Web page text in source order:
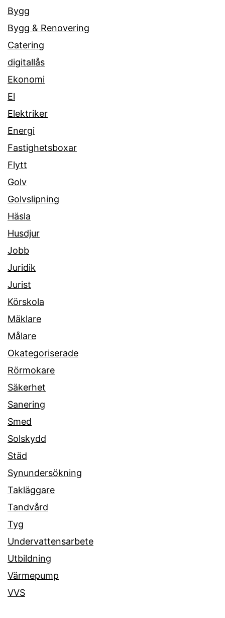
Bygg
Bygg & Renovering
Catering
digitallås
Ekonomi
El
Elektriker
Energi
Fastighetsboxar
Flytt
Golv
Golvslipning
Häsla
Husdjur
Jobb
Juridik
Jurist
Körskola
Mäklare
Målare
Okategoriserade
Rörmokare
Säkerhet
Sanering
Smed
Solskydd
Städ
Synundersökning
Takläggare
Tandvård
Tyg
Undervattensarbete
Utbildning
Värmepump
VVS